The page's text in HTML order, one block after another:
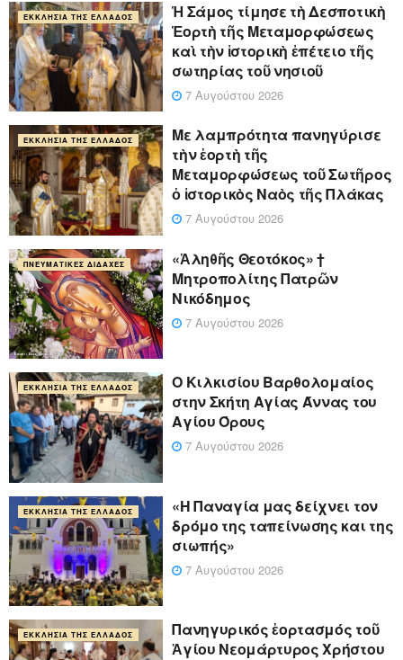
ΕΚΚΛΗΣΊΑ ΤΗΣ ΕΛΛΆΔΟΣ
Ἡ Σάμος τίμησε τὴ Δεσποτικὴ
Ἑορτὴ τῆς Μεταμορφώσεως
καὶ τὴν ἱστορικὴ ἐπέτειο τῆς
σωτηρίας τοῦ νησιοῦ
7 Αυγούστου 2026
ΕΚΚΛΗΣΊΑ ΤΗΣ ΕΛΛΆΔΟΣ
Με λαμπρότητα πανηγύρισε
τὴν ἑορτὴ τῆς
Μεταμορφώσεως τοῦ Σωτῆρος
ὁ ἱστορικὸς Ναὸς τῆς Πλάκας
7 Αυγούστου 2026
ΠΝΕΥΜΑΤΙΚΈΣ ΔΙΔΑΧΈΣ
«Ἀληθῆς Θεοτόκος» †
Μητροπολίτης Πατρῶν
Νικόδημος
7 Αυγούστου 2026
ΕΚΚΛΗΣΊΑ ΤΗΣ ΕΛΛΆΔΟΣ
Ο Κιλκισίου Βαρθολομαίος
στην Σκήτη Αγίας Άννας του
Αγίου Όρους
7 Αυγούστου 2026
ΕΚΚΛΗΣΊΑ ΤΗΣ ΕΛΛΆΔΟΣ
«Η Παναγία μας δείχνει τον
δρόμο της ταπείνωσης και της
σιωπής»
7 Αυγούστου 2026
ΕΚΚΛΗΣΊΑ ΤΗΣ ΕΛΛΆΔΟΣ
Πανηγυρικός ἑορτασμός τοῦ
Ἁγίου Νεομάρτυρος Χρήστου